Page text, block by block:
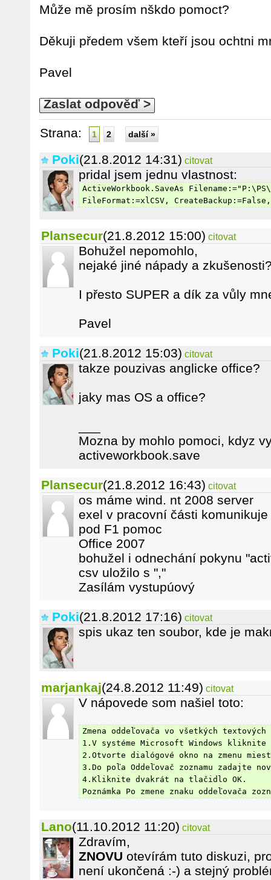
Může mě prosím nškdo pomoct?
Děkuji předem všem kteří jsou ochtni
Pavel
Zaslat odpověď >
Strana: 1 2 další »
Poki(21.8.2012 14:31) citovat
pridal jsem jednu vlastnost:
ActiveWorkbook.SaveAs
FileFormat:=xlCSV,
Plansecur(21.8.2012 15:00) citovat
Bohužel nepomohlo,
nejaké jiné nápady a
I přesto SUPER a dík za vůly
Pavel
Poki(21.8.2012 15:03) citovat
takze pouzivas anglicke office?
jaky mas OS a office?
Mozna by mohlo pomoci, kdyz
activeworkbook.save
Plansecur(21.8.2012 16:43) citovat
os máme wind. nt 2008 server
exel v pracovní části
pod F1 pomoc
Office 2007
bohužel i odnechání pokynu
csv uložilo s ","
Zasílám vystupúový
Poki(21.8.2012 17:16) citovat
spis ukaz ten soubor, kde je
marjankaj(24.8.2012 11:49) citovat
V nápovede som našiel toto:
Zmena oddeľovača vo všetkých
1.V systéme Microsoft Windows
2.Otvorte dialógové okno na zmenu
3.Do poľa Oddeľovač zoznamu zadajte
4.Kliknite dvakrát na tlačidlo OK.
Poznámka Po zmene znaku oddeľovača
Lano(11.10.2012 11:20) citovat
Zdravím,
ZNOVU otevírám tuto diskuzi,
není ukončená :-) a stejný